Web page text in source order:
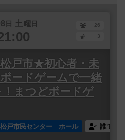
日 土 曜日
26
3
戸市★初心者・未
ードゲームで一緒
まつどボードゲ
戸市民センター ホール 誰でも